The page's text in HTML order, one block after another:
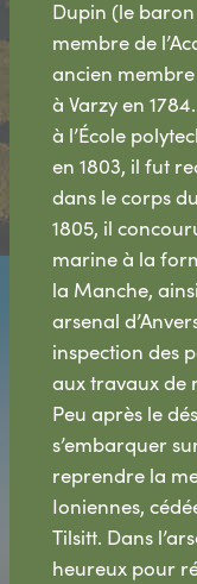
Dupin (le
membre de
ancien membre
à Varzy en
à l’École
en 1803, il fut
dans le corps
1805, il
marine à la
la Manche,
arsenal
inspection des
aux travaux de
Peu après le
s’embarquer
reprendre la
Ioniennes,
Tilsitt. Dans
heureux pour